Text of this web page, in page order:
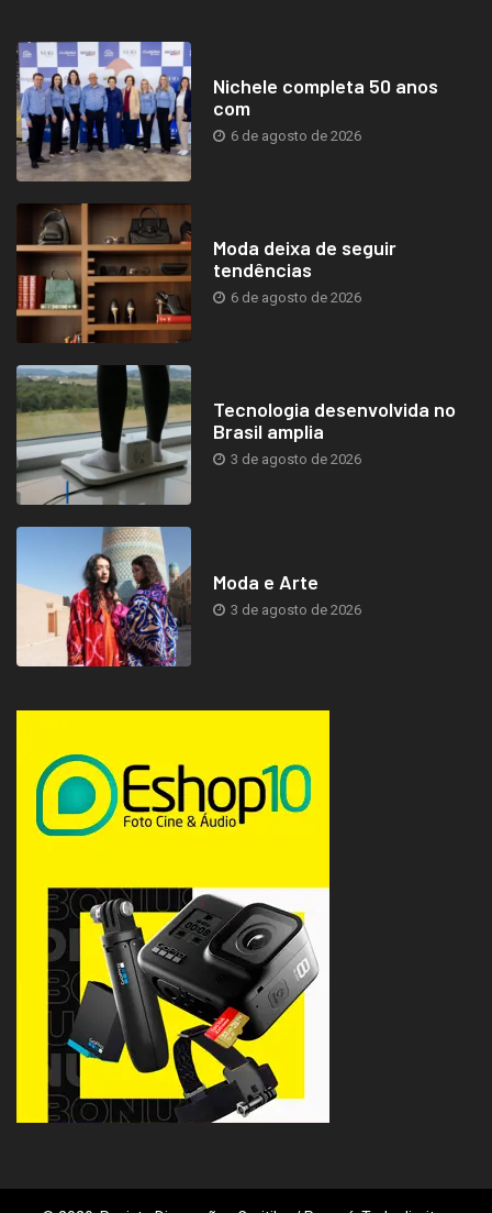
Nichele completa 50 anos
com
6 de agosto de 2026
Moda deixa de seguir
tendências
6 de agosto de 2026
Tecnologia desenvolvida no
Brasil amplia
3 de agosto de 2026
Moda e Arte
3 de agosto de 2026